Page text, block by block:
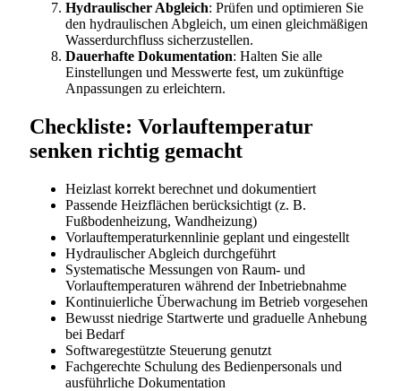
Hydraulischer Abgleich: Prüfen und optimieren Sie
den hydraulischen Abgleich, um einen gleichmäßigen
Wasserdurchfluss sicherzustellen.
Dauerhafte Dokumentation: Halten Sie alle
Einstellungen und Messwerte fest, um zukünftige
Anpassungen zu erleichtern.
Checkliste: Vorlauftemperatur
senken richtig gemacht
Heizlast korrekt berechnet und dokumentiert
Passende Heizflächen berücksichtigt (z. B.
Fußbodenheizung, Wandheizung)
Vorlauftemperaturkennlinie geplant und eingestellt
Hydraulischer Abgleich durchgeführt
Systematische Messungen von Raum- und
Vorlauftemperaturen während der Inbetriebnahme
Kontinuierliche Überwachung im Betrieb vorgesehen
Bewusst niedrige Startwerte und graduelle Anhebung
bei Bedarf
Softwaregestützte Steuerung genutzt
Fachgerechte Schulung des Bedienpersonals und
ausführliche Dokumentation